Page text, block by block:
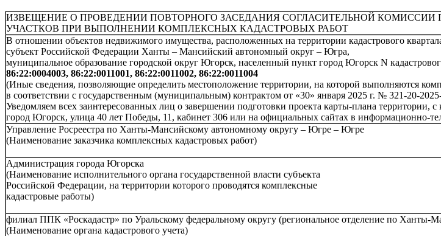
ИЗВЕЩЕНИЕ О ПРОВЕДЕНИИ ПОВТОРНОГО ЗАСЕДАНИЯ СОГЛАСИТЕЛЬНОЙ
УЧАСТКОВ ПРИ ВЫПОЛНЕНИИ КОМПЛЕКСНЫХ КАДАСТРОВЫХ РАБОТ
В отношении объектов недвижимого имущества, расположенных на территории кадастрового
субъект Российской Федерации Ханты – Мансийский автономный округ – Югра,
муниципальное образование городской округ Югорск, населенный пункт город Югорск N
86:22:0004003, 86:22:0011001, 86:22:0011002, 86:22:0011004
(Иные сведения, позволяющие определить местоположение территории, на которой выполняются
в соответствии с государственным (муниципальным) контрактом от «30» января 2025 г. № 321-20-
Уведомляем всех заинтересованных лиц о завершении подготовки проекта карты-плана территории,
город Югорск, улица 40 лет Победы, 11, кабинет 306 или на официальных сайтах в информационно-
Управление Росреестра по Ханты-Мансийскому автономному округу – Югре – Югре
(Наименование заказчика комплексных кадастровых работ)
Администрация города Югорска
(Наименование исполнительного органа государственной власти субъекта
Российской Федерации, на территории которого проводятся комплексные
кадастровые работы)
филиал ППК «Роскадастр» по Уральскому федеральному округу (региональное отделение по Ханты-
(Наименование органа кадастрового учета)